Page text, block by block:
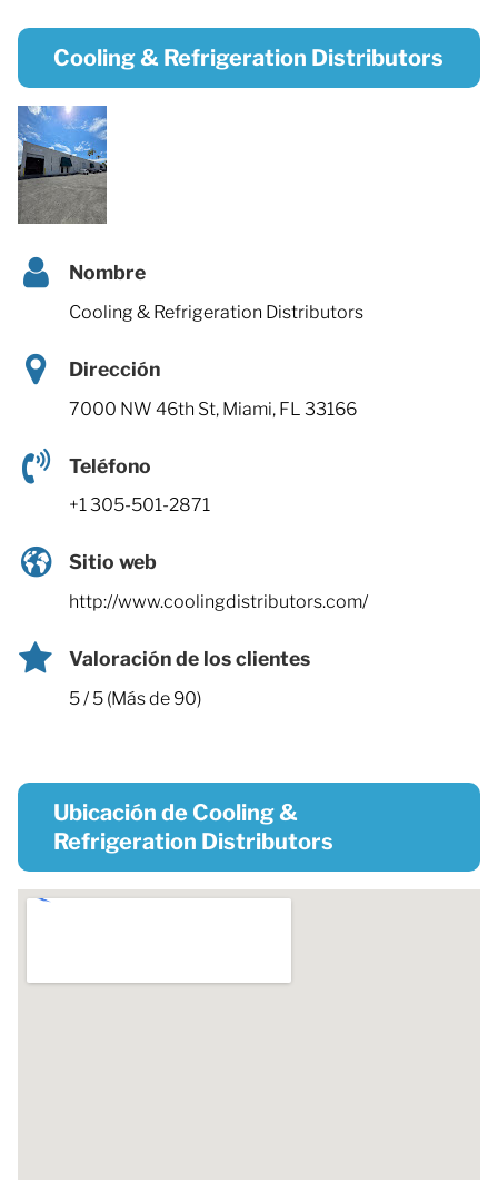
Cooling & Refrigeration Distributors
Nombre
Cooling & Refrigeration Distributors
Dirección
7000 NW 46th St, Miami, FL 33166
Teléfono
+1 305-501-2871
Sitio web
http://www.coolingdistributors.com/
Valoración de los clientes
5 / 5 (Más de 90)
Ubicación de Cooling &
Refrigeration Distributors